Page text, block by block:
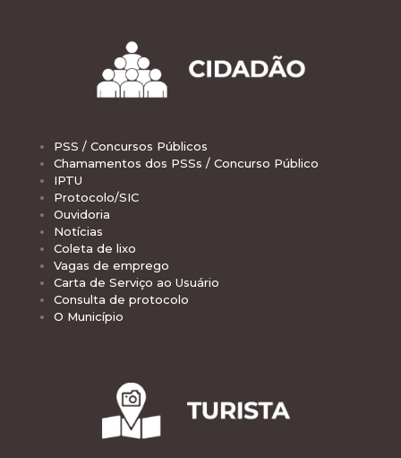
PSS / Concursos Públicos
Chamamentos dos PSSs / Concurso Público
IPTU
Protocolo/SIC
Ouvidoria
Notícias
Coleta de lixo
Vagas de emprego
Carta de Serviço ao Usuário
Consulta de protocolo
O Município